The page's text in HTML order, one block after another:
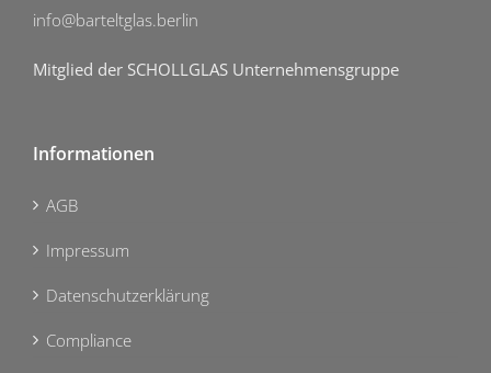
info@barteltglas.berlin
Mitglied der SCHOLLGLAS Unternehmensgruppe
Informationen
AGB
Impressum
Datenschutzerklärung
Compliance